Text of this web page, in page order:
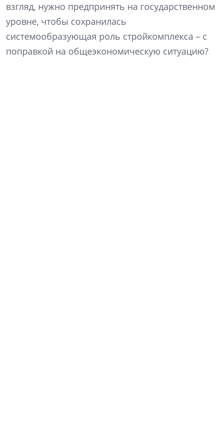
взгляд, нужно предпринять на государственном
уровне, чтобы сохранилась
системообразующая роль стройкомплекса – с
поправкой на общеэкономическую ситуацию?